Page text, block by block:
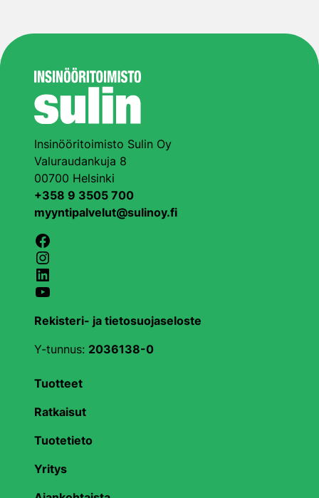
Insinööritoimisto Sulin Oy
Valuraudankuja 8
00700 Helsinki
+358 9 3505 700
myyntipalvelut@sulinoy.fi
Facebook
Instagram
LinkedIn
YouTube
Rekisteri- ja tietosuojaseloste
Y-tunnus: 2036138-0
Tuotteet
Ratkaisut
Tuotetieto
Yritys